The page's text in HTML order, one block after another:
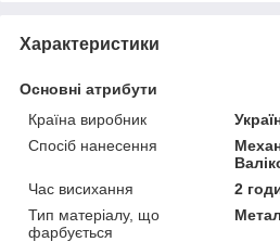
Характеристики
Основні атрибути
Країна виробник
Спосіб нанесення
Час висихання
2
Тип матеріалу, що
фарбується
Метал